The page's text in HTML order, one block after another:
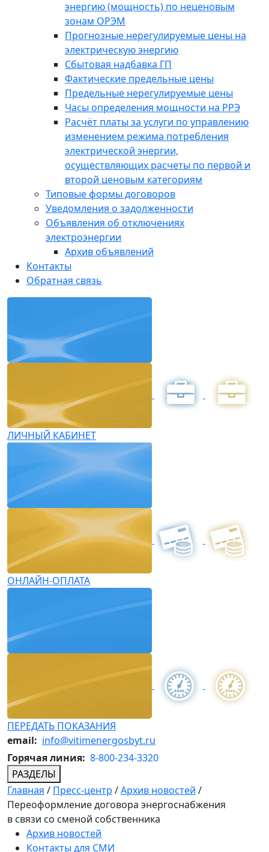
энергию (мощность) по неценовым
зонам ОРЭМ
Прогнозные нерегулируемые цены на
электрическую энергию
Сбытовая надбавка ГП
Фактические предельные цены
Предельные нерегулируемые цены
Часы определения мощности на РРЭ
Расчёт платы за услуги по управлению
изменением режима потребления
электрической энергии,
осуществляющих расчеты по первой и
второй ценовым категориям
Типовые формы договоров
Уведомления о задолженности
Объявления об отключениях
электроэнергии
Архив объявлений
Контакты
Обратная связь
ЛИЧНЫЙ КАБИНЕТ
ОНЛАЙН-ОПЛАТА
ПЕРЕДАТЬ ПОКАЗАНИЯ
email: info@vitimenergosbyt.ru
Горячая линия: 8-800-234-3320
РАЗДЕЛЫ
Главная / Пресс-центр /Архив новостей /
Переоформление договора энергоснабжения
в связи со сменой собственника
Архив новостей
Контакты для СМИ